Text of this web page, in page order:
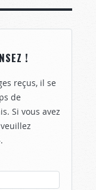
!
reçus, il se
de
Si vous avez